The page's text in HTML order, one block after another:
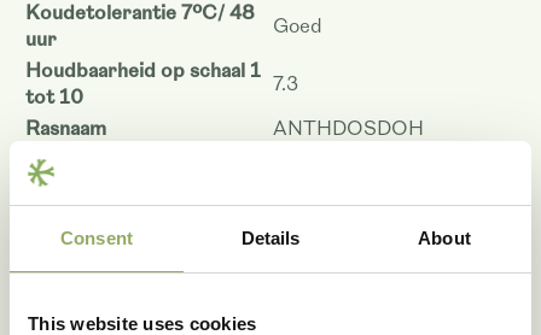
Consent Details About
This website uses cookies
Koudetolerantie 7ºC/ 48
uur
Goed
Houdbaarheid op schaal 1
tot 10
7.3
Rasnaam
ANTHDOSDOH
Artikelcode
VBN code
Download als PDF